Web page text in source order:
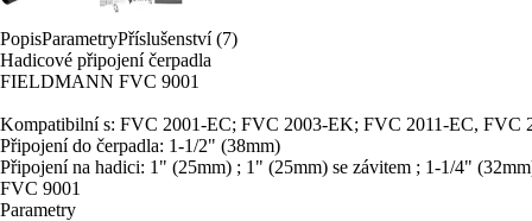
PopisParametryPříslušenství (7)
Hadicové připojení čerpadla
FIELDMANN FVC 9001
Kompatibilní s: FVC 2001-EC; FVC 2003-EK; FVC 2011-EC,
Připojení do čerpadla: 1-1/2" (38mm)
Připojení na hadici: 1" (25mm) ; 1" (25mm) se závitem ; 1-1/4"
FVC 9001
Parametry